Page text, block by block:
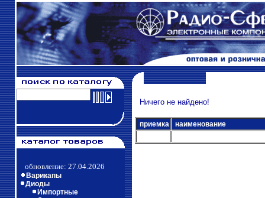
обновление: 27.04.2026
Варикапы
Диоды
Импортные
Ничего не найдено!
приемка наименование